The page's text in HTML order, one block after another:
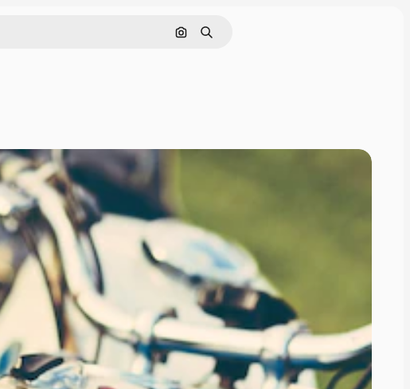
画像で検索
検索